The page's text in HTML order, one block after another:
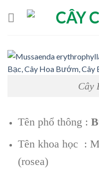
Cây
Tên phổ thông :
Tên khoa học :
(rosea)